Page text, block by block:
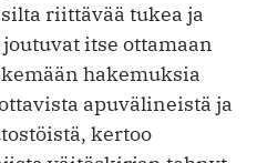
riittävää tukea ja
itse ottamaan
hakemuksia
apuvälineistä ja
kertoo